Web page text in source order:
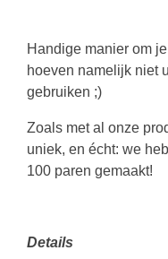
Handige manier om
hoeven namelijk niet
gebruiken ;)
Zoals met al onze
uniek, en écht: we
100 paren gemaakt!
Details